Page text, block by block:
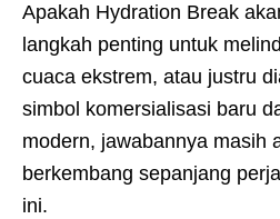
Apakah Hydration Break
langkah penting untuk
cuaca ekstrem, atau justru
simbol komersialisasi baru
modern, jawabannya masih
berkembang sepanjang
ini.